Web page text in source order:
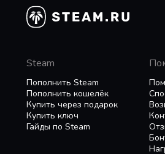
Steam
Пополнить Steam
Пополнить кошелёк
Купить через подарок
Купить ключ
Гайды по Steam